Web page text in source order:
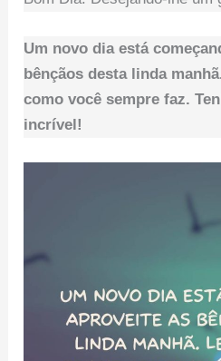
Um novo dia está
bênçãos desta linda
como você sempre faz.
incrível!